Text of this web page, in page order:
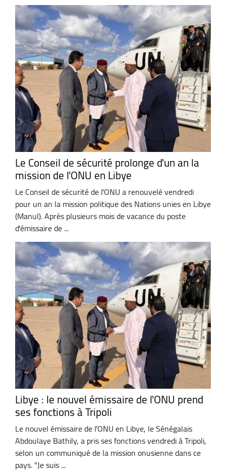
Le Conseil de sécurité prolonge d'un an la
mission de l'ONU en Libye
Le Conseil de sécurité de l'ONU a renouvelé vendredi
pour un an la mission politique des Nations unies en Libye
(Manul). Après plusieurs mois de vacance du poste
d'émissaire de ...
Libye : le nouvel émissaire de l'ONU prend
ses fonctions à Tripoli
Le nouvel émissaire de l'ONU en Libye, le Sénégalais
Abdoulaye Bathily, a pris ses fonctions vendredi à Tripoli,
selon un communiqué de la mission onusienne dans ce
pays. "Je suis ...